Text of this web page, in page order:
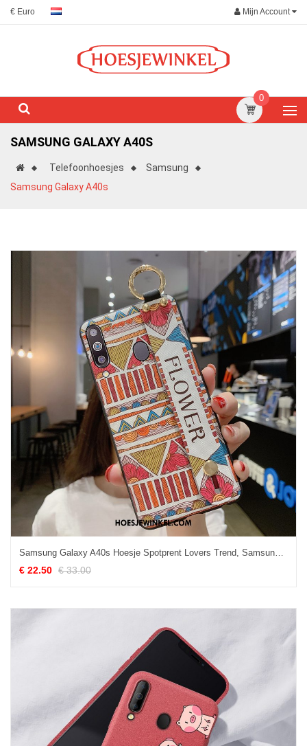
€ Euro Mijn Account
0
SAMSUNG GALAXY A40S
Telefoonhoesjes
Samsung
Samsung Galaxy A40s
Samsung Galaxy A40s Hoesje Spotprent Lovers Trend, Samsung Galaxy A40s Hoesje Etnische Mobiele Telefoon
€ 22.50 € 33.00